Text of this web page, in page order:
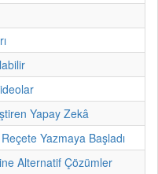
Yapay Zekâ
Yazmaya Başladı
Alternatif Çözümler